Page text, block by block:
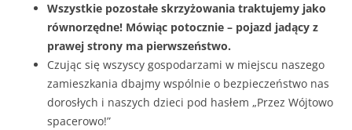
Wszystkie pozostałe skrzyżowania traktujemy jako
równorzędne! Mówiąc potocznie – pojazd jadący z
prawej strony ma pierwszeństwo.
Czując się wszyscy gospodarzami w miejscu naszego
zamieszkania dbajmy wspólnie o bezpieczeństwo nas
dorosłych i naszych dzieci pod hasłem „Przez Wójtowo
spacerowo!”